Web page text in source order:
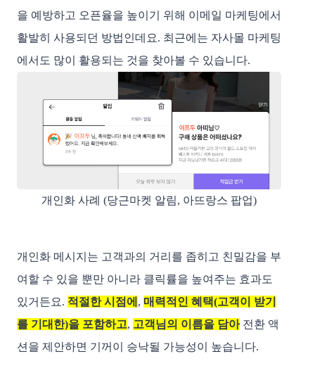
을 예방하고 오픈율을 높이기 위해 이메일 마케팅에서
활발히 사용되던 방법인데요. 최근에는 자사몰 마케팅
에서도 많이 활용되는 것을 찾아볼 수 있습니다.
개인화 사례 (당근마켓 알림, 아뜨랑스 팝업)
개인화 메시지는 고객과의 거리를 좁히고 친밀감을 부
여할 수 있을 뿐만 아니라 클릭률을 높여주는 효과도
있거든요. 적절한 시점에 , 매력적인 혜택(고객이 받기
를 기대한)을 포함하고, 고객님의 이름을 담아전환 액
션을 제안하면 기꺼이 승낙될 가능성이 높습니다.